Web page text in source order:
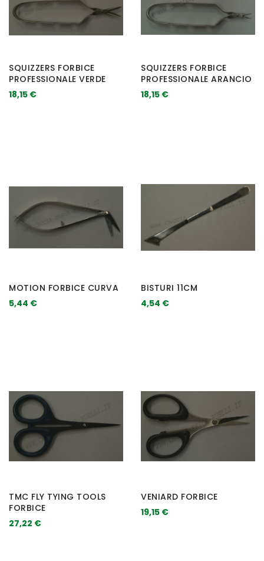
SQUIZZERS FORBICE
PROFESSIONALE VERDE
18,15 €
SQUIZZERS FORBICE
PROFESSIONALE ARANCIO
18,15 €
MOTION FORBICE CURVA
5,44 €
BISTURI 11CM
4,54 €
TMC FLY TYING TOOLS
FORBICE
27,22 €
VENIARD FORBICE
19,15 €